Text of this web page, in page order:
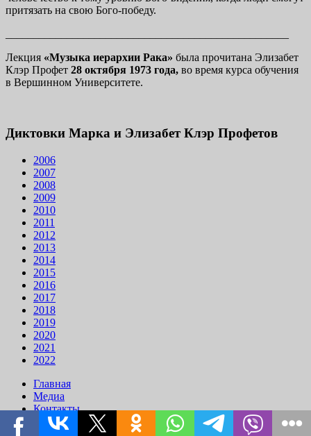
притязать на свою Бого-победу.
Лекция «Музыка иерархии Рака» была прочитана Элизабет
Клэр Профет 28 октября 1973 года, во время курса обучения
в Вершинном Университете.
Диктовки Марка и Элизабет Клэр Профетов
2006
2007
2008
2009
2010
2011
2012
2013
2014
2015
2016
2017
2018
2019
2020
2021
2022
Главная
Медиа
Контакты
Powered by WordPress Courage.